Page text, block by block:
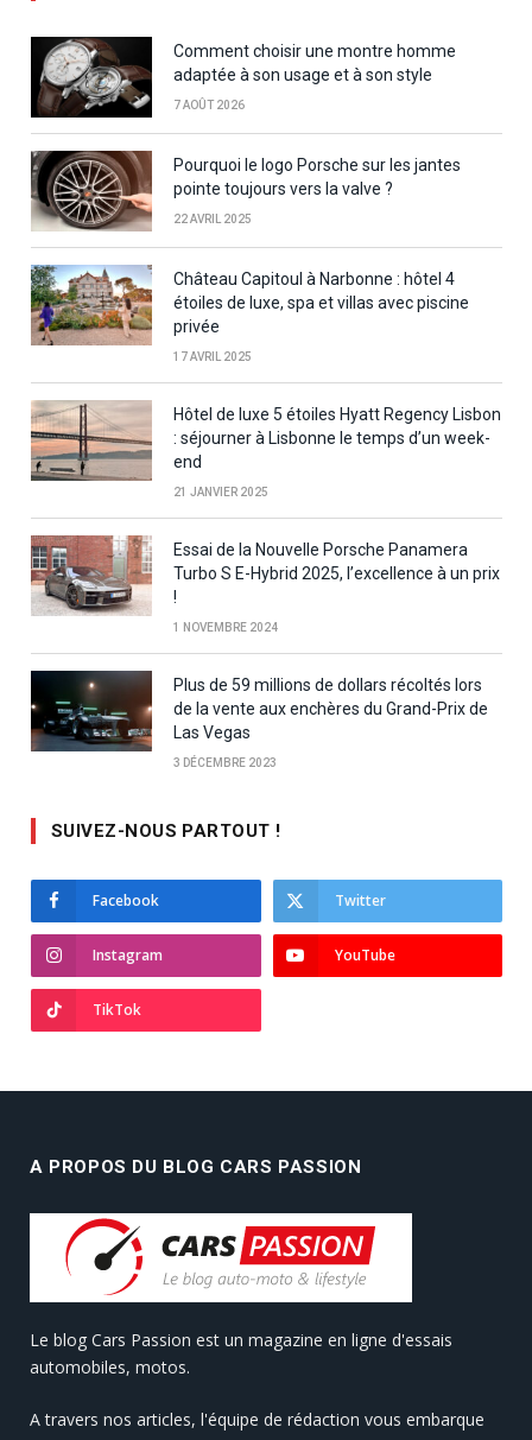
Comment choisir une montre homme
adaptée à son usage et à son style
7 AOÛT 2026
Pourquoi le logo Porsche sur les jantes
pointe toujours vers la valve ?
22 AVRIL 2025
Château Capitoul à Narbonne : hôtel 4
étoiles de luxe, spa et villas avec piscine
privée
17 AVRIL 2025
Hôtel de luxe 5 étoiles Hyatt Regency Lisbon
: séjourner à Lisbonne le temps d’un week-
end
21 JANVIER 2025
Essai de la Nouvelle Porsche Panamera
Turbo S E-Hybrid 2025, l’excellence à un prix
!
1 NOVEMBRE 2024
Plus de 59 millions de dollars récoltés lors
de la vente aux enchères du Grand-Prix de
Las Vegas
3 DÉCEMBRE 2023
SUIVEZ-NOUS PARTOUT !
Facebook Twitter
Instagram YouTube
TikTok
A PROPOS DU BLOG CARS PASSION
Le blog Cars Passion est un magazine en ligne d'essais
automobiles, motos.
A travers nos articles, l'équipe de rédaction vous embarque